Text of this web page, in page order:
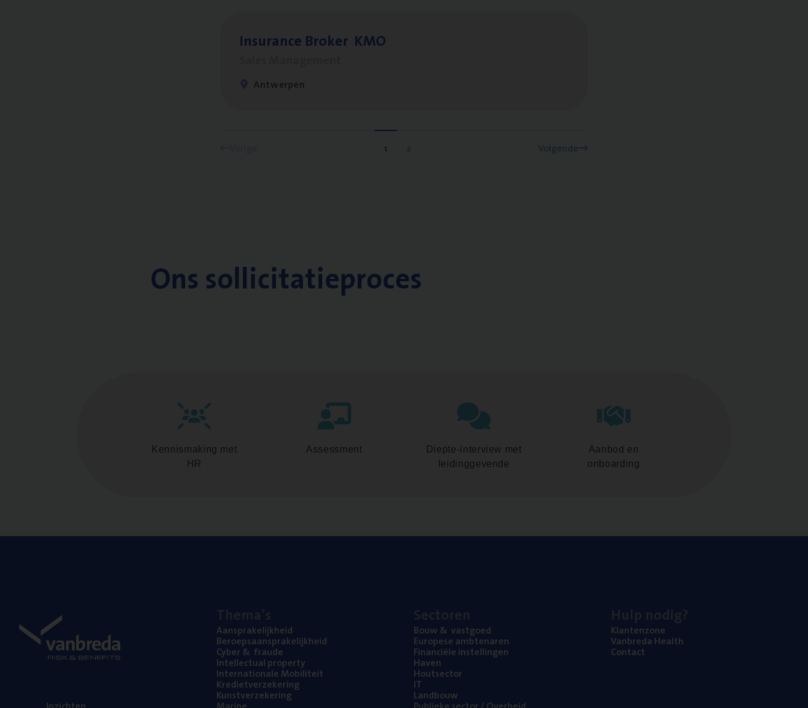
Insu­ran­ce Bro­ker KMO
Antwerpen
1 2 Volgende
Ons sollicitatieproces
Kennismaking met
HR
Assessment
Diepte-interview met
leidinggevende
Aanbod en
onboarding
Aan­spra­ke­lijk­heid
Beroeps­aan­spra­ke­lijk­heid
Cyber& fraude
Intel­lec­tu­al property
Inter­na­ti­o­na­le Mobiliteit
Kre­diet­ver­ze­ke­ring
Kunst­ver­ze­ke­ring
Bouw& vastgoed
Euro­pe­se ambtenaren
Finan­ci­ë­le instellingen
Haven
Hout­sec­tor
IT
Land­bouw
Klan­ten­zo­ne
Van­b­re­da Health
Con­tact